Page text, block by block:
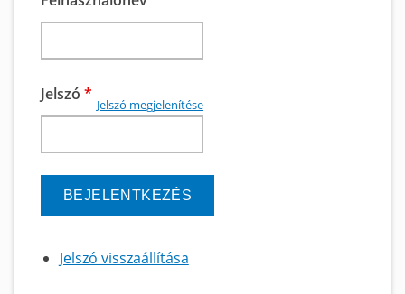
Jelszó *
Jelszó megjelenítése
Jelszó visszaállítása